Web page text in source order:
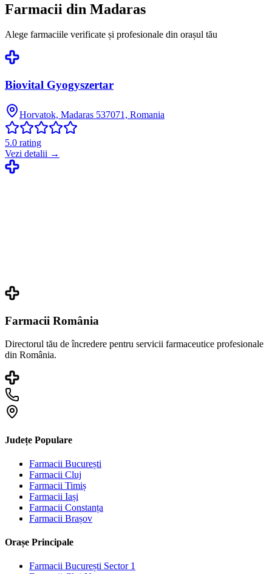
Farmacii din Madaras
Alege farmaciile verificate și profesionale din orașul tău
Biovital Gyogyszertar
Horvatok, Madaras 537071, Romania
5.0 rating
Vezi detalii →
Farmacii România
Directorul tău de încredere pentru servicii farmaceutice profesionale
din România.
Județe Populare
Farmacii București
Farmacii Cluj
Farmacii Timiș
Farmacii Iași
Farmacii Constanța
Farmacii Brașov
Orașe Principale
Farmacii București Sector 1